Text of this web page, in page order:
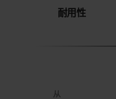
耐用性
从